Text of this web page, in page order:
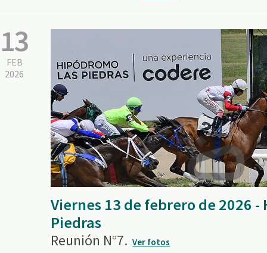
13
FEB
2026
Viernes 13 de febrero de 2026 -
Piedras
Reunión N°7. Ver fotos